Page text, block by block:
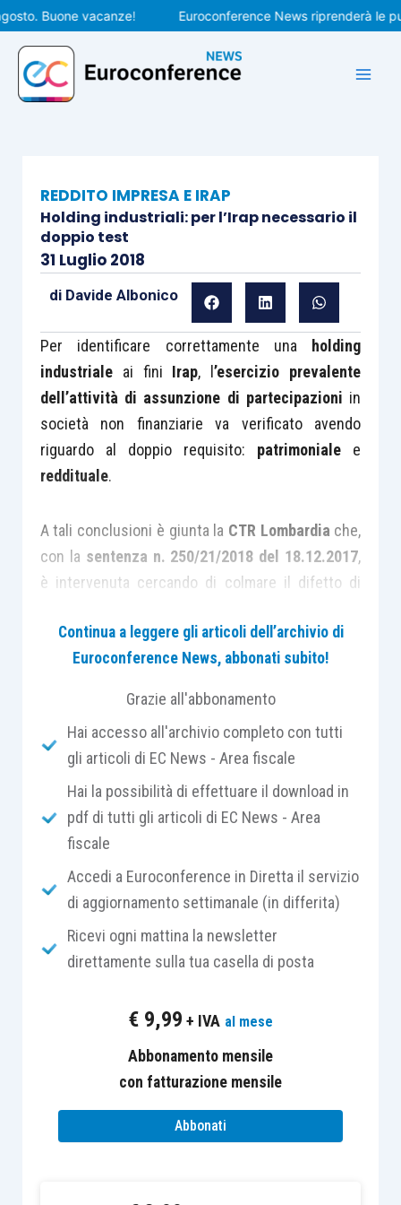
Vai
al
contenuto
Buone vacanze! Euroconference News riprenderà le
REDDITO IMPRESA E IRAP
Holding industriali: per l’Irap necessario il
doppio test
31 Luglio 2018
di Davide Albonico
Per identificare correttamente una
holding
industrialeai fini Irap, l’esercizio prevalente
dell’attività di assunzione di partecipazioni in
società non finanziarie va verificato avendo
riguardo al doppio requisito: patrimoniale e
reddituale.
A tali conclusioni è giunta la CTR Lombardia che,
con la sentenza n. 250/21/2018 del 18.12.2017,
è intervenuta cercando di colmare il difetto di
generata anche dalla prassi contrastante
dell’Amministrazione finanziaria.
riguarda la decisione della CTP di Milano che, con
sentenza n. 369/2016, avevaaccolto il ricorso
proposto dalla società contribuente avverso il
silenzio rifiuto formatosi con riferimento alla
propriaistanza di rimborso
eccesso a titolo di Irap per l’anno 2010.
La società, in particolare, sosteneva che tale
versamento non sarebbe stato dovuto, poiché la
stessa aveva spontaneamente e prudentemente
per le cosiddetteholding industriali
invece avrebbe potuto, con le regole proprie delle
società commerciali.
La differenza sostanziale tra le due metodologie
Continua a leggere gli articoli dell’archivio di
Euroconference News, abbonati subito!
Grazie all'abbonamento
Hai accesso all'archivio completo con tutti
gli articoli di EC News - Area fiscale
Hai la possibilità di effettuare il download in
pdf di tutti gli articoli di EC News - Area
fiscale
Accedi a Euroconference in Diretta il servizio
di aggiornamento settimanale (in differita)
Ricevi ogni mattina la newsletter
direttamente sulla tua casella di posta
€ 9,99 + IVA al mese
Abbonamento mensile
con fatturazione mensile
Abbonati